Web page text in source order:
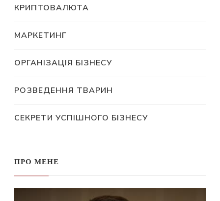
КРИПТОВАЛЮТА
МАРКЕТИНГ
ОРГАНІЗАЦІЯ БІЗНЕСУ
РОЗВЕДЕННЯ ТВАРИН
СЕКРЕТИ УСПІШНОГО БІЗНЕСУ
ПРО МЕНЕ